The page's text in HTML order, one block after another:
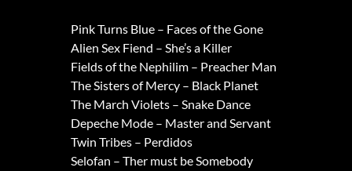
Pink Turns Blue – Faces of the Gone
Alien Sex Fiend – She’s a Killer
Fields of the Nephilim – Preacher Man
The Sisters of Mercy – Black Planet
The March Violets – Snake Dance
Depeche Mode – Master and Servant
Twin Tribes – Perdidos
Selofan – Ther must be Somebody